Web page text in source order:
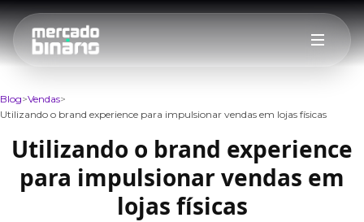
Blog Vendas
Utilizando o brand experience para impulsionar vendas em lojas físicas
Utilizando o brand experience
para impulsionar vendas em
lojas físicas